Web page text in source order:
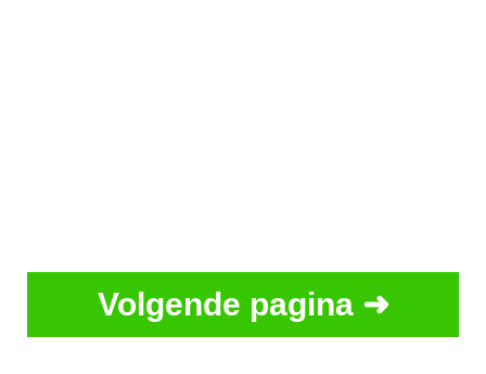
Volgende pagina ➜